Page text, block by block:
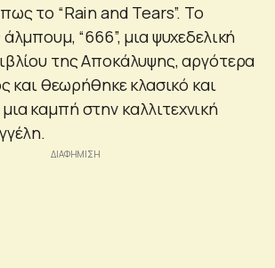
το “Rain and Tears”. Το
“666”, μια ψυχεδελική
της Αποκάλυψης, αργότερα
και θεωρήθηκε κλασικό και
καμπή στην καλλιτεχνική